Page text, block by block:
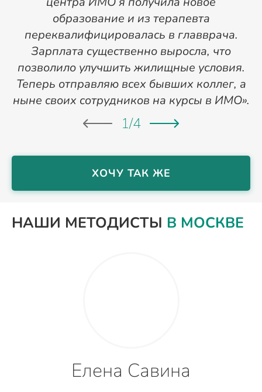
образование и из терапевта
переквалифицировалась в главврача.
Зарплата существенно выросла, что
позволило улучшить жилищные условия.
Теперь отправляю всех бывших коллег, а
ныне своих сотрудников на курсы в ИМО».
1/4
ХОЧУ ТАК ЖЕ
НАШИ МЕТОДИСТЫ В МОСКВЕ
Елена Савина